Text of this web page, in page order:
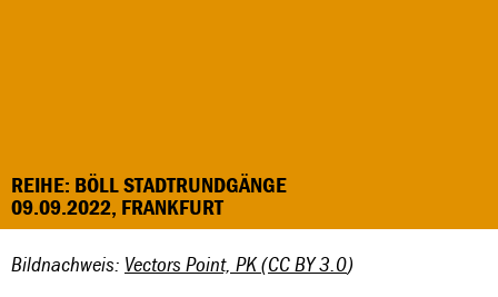
REIHE: BÖLL STADTRUNDGÄNGE
09.09.2022, FRANKFURT
Bildnachweis: Vectors Point, PK(CC BY 3.0)